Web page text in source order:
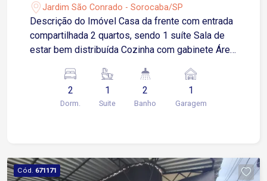
Jardim São Conrado - Sorocaba/SP
Descrição do Imóvel Casa da frente com entrada
compartilhada 2 quartos, sendo 1 suíte Sala de
estar bem distribuída Cozinha com gabinete Área
compartilhada Localização e Acessos Situada no
Jardim São Conrado, bairro residencial e tranquilo
de Sorocaba Aproximadamente 3 minutos da
deslocamento para outras regiões da cidade
Aproximadamente 7 minutos da Avenida
2
Dorm.
1
Suite
2
Banho
1
Garagem
Cód. 671171